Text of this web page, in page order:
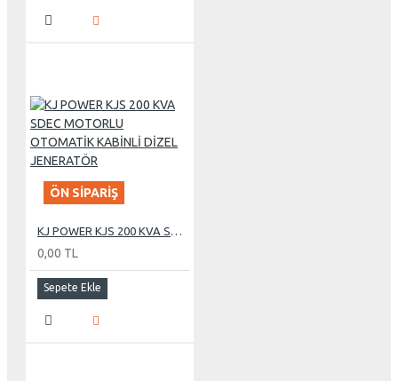
ÖN SIPARIŞ
KJ POWER KJS 200 KVA SDEC MOTORLU OTOMATİK KABİNLİ DİZEL JENERATÖR
0,00 TL
Sepete Ekle